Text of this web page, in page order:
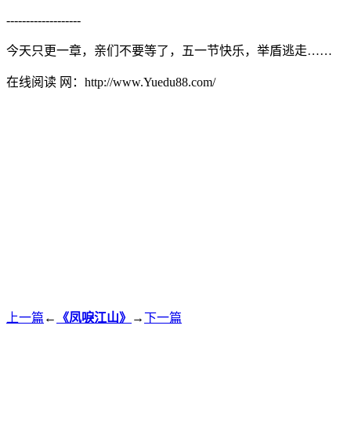
-------------------
今天只更一章，亲们不要等了，五一节快乐，举盾逃走……
在线阅读 网：http://www.Yuedu88.com/
上一篇 ← 《凤唳江山》 →下一篇